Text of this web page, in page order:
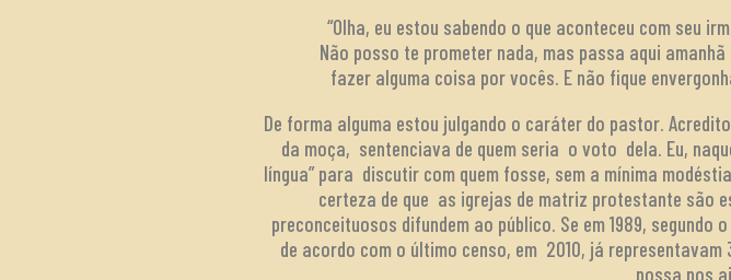
“Olha, eu estou sabendo o que aconteceu com seu
Não posso te prometer nada, mas passa aqui
fazer alguma coisa por vocês. E não fique
De forma alguma estou julgando o caráter do pastor.
da moça, sentenciava de quem seria o voto dela. Eu,
língua” para discutir com quem fosse, sem a mínima
certeza de que as igrejas de matriz protestante são
preconceituosos difundem ao público. Se em 1989,
de acordo com o último censo, em 2010, já
possa nos